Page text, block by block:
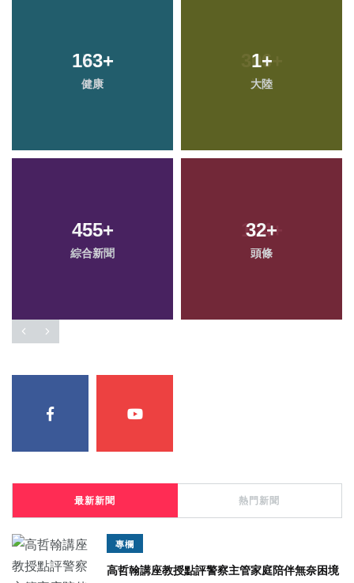
163+
健康
1+
大陸
455+
綜合新聞
32+
頭條
最新新聞 熱門新聞
專欄
高哲翰講座教授點評警察主管家庭陪伴無奈困境